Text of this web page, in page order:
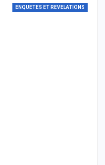
ENQUETES ET REVELATIONS